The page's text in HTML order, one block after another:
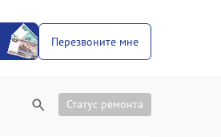
Перезвоните мне
Статус ремонта